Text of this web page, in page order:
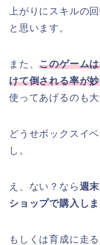
上がりにスキルの
と思います。
また、このゲーム
けて倒される率が
使ってあげるのも大
どうせボックスイ
し。
え、ない？なら週
ショップで購入し
もしくは育成に走